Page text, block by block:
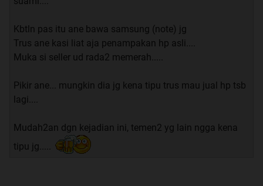
Kbtln pas itu ane bawa samsung (note) jg
Trus ane kasi liat aja penampakan hp asli....
Muka si seller ud rada2 memerah.....
Pikir ane... mungkin dia jg kena tipu trus mau jual hp tsb
lagi....
Mudah2an dgn kejadian ini, temen2 yg lain ngga kena
tipu jg.....